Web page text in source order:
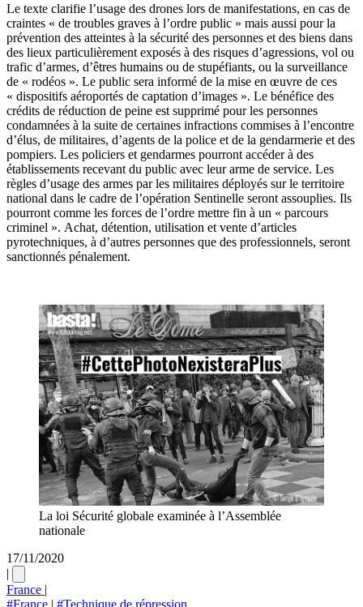
Le texte clarifie l’usage des drones lors de manifestations, en cas de
craintes « de troubles graves à l’ordre public » mais aussi pour la
prévention des atteintes à la sécurité des personnes et des biens dans
des lieux particulièrement exposés à des risques d’agressions, vol ou
trafic d’armes, d’êtres humains ou de stupéfiants, ou la surveillance
de « rodéos ». Le public sera informé de la mise en œuvre de ces
« dispositifs aéroportés de captation d’images ». Le bénéfice des
crédits de réduction de peine est supprimé pour les personnes
condamnées à la suite de certaines infractions commises à l’encontre
d’élus, de militaires, d’agents de la police et de la gendarmerie et des
pompiers. Les policiers et gendarmes pourront accéder à des
établissements recevant du public avec leur arme de service. Les
règles d’usage des armes par les militaires déployés sur le territoire
national dans le cadre de l’opération Sentinelle seront assouplies. Ils
pourront comme les forces de l’ordre mettre fin à un « parcours
criminel ». Achat, détention, utilisation et vente d’articles
pyrotechniques, à d’autres personnes que des professionnels, seront
sanctionnés pénalement.
La loi Sécurité globale examinée à l’Assemblée
nationale
17/11/2020
France